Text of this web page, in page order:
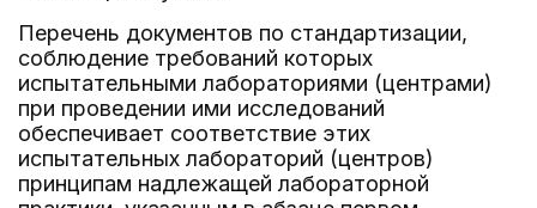
Перечень документов по стандартизации,
соблюдение требований которых
испытательными лабораториями (центрами)
при проведении ими исследований
обеспечивает соответствие этих
испытательных лабораторий (центров)
принципам надлежащей лабораторной